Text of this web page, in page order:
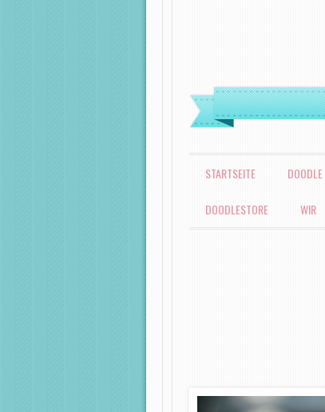
MENÜ
ZUM INHALT SPRINGEN
STARTSEITE DOODLE
DOODLESTORE WIR